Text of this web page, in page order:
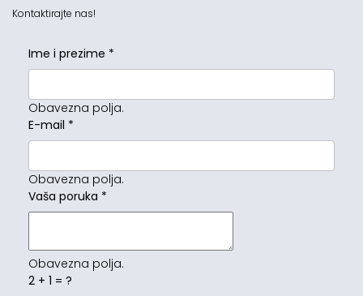
Kontaktirajte nas!
Ime i prezime *
Obavezna polja.
E-mail *
Obavezna polja.
Vaša poruka *
Obavezna polja.
2 + 1 = ?